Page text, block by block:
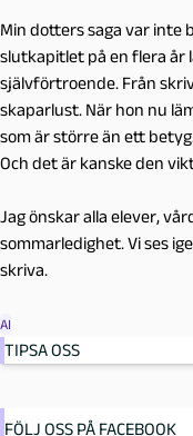
Min dotters saga var inte
slutkapitlet på en flera år
självförtroende. Från
skaparlust. När hon nu
som är större än ett
Och det är kanske den
Jag önskar alla elever,
sommarledighet. Vi ses
skriva.
AI
TIPSA OSS
FÖLJ OSS PÅ FACEBOOK